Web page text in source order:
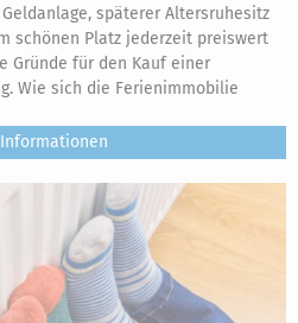
späterer Altersruhesitz
schönen Platz jederzeit preiswert
Gründe für den Kauf einer
Wie sich die Ferienimmobilie